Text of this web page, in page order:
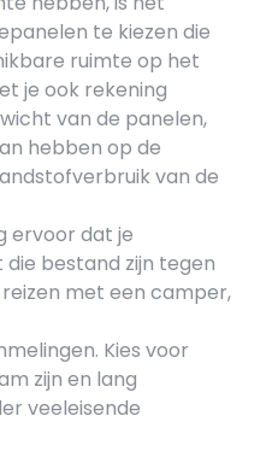
te kiezen die
ruimte op het
je ook rekening
van de panelen,
hebben op de
van de
ervoor dat je
bestand zijn tegen
met een camper,
Kies voor
zijn en lang
veeleisende